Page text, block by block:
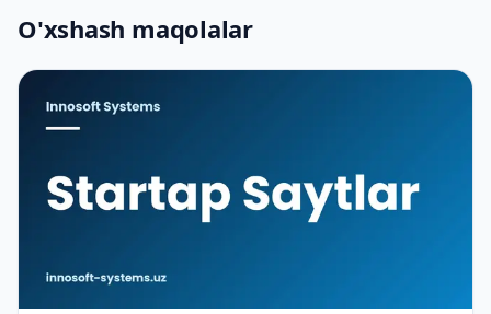
O'xshash maqolalar